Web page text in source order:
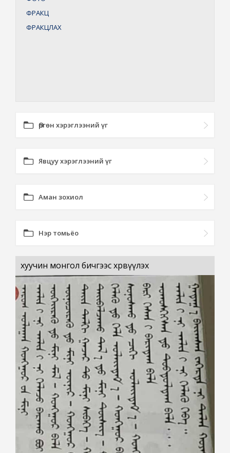
ФРАКЦ
ФРАКЦЛАХ
Өргөн хэрэглээний үг
Явцуу хэрэглээний үг
Аман зохиол
Нэр томьёо
хуучин монгол бичгээс хөрвүүлэх